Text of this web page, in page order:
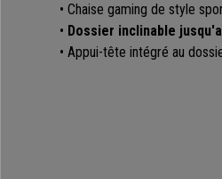
• Chaise gaming de style
• Dossier inclinable jusqu'a
• Appui-tête intégré au